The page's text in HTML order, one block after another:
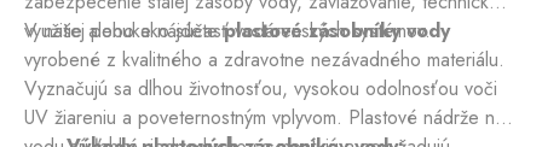
využitie alebo ako súčasť vodárenských systémov.
V našej ponuke nájdeteplastové zásobníky vody
vyrobené z kvalitného a zdravotne nezávadného materiálu.
Vyznačujú sa dlhou životnosťou, vysokou odolnosťou voči
UV žiareniu a poveternostným vplyvom. Plastové nádrže na